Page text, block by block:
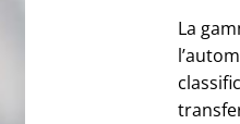
La